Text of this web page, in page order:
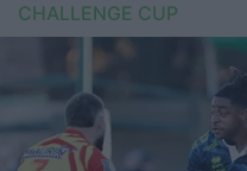
FIR
Internazionale
6 Nazioni
CHALLENGE CUP